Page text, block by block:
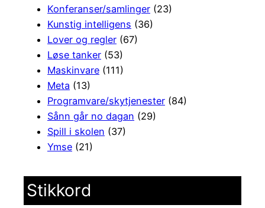
Konferanser/samlinger (23)
Kunstig intelligens (36)
Lover og regler (67)
Løse tanker (53)
Maskinvare (111)
Meta (13)
Programvare/skytjenester (84)
Sånn går no dagan (29)
Spill i skolen (37)
Ymse (21)
Stikkord